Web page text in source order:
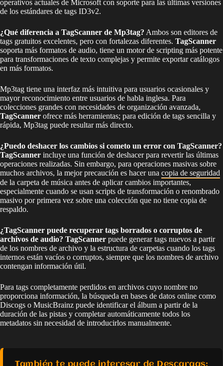
operativos actuales de Microsoft con soporte para las últimas versiones
de los estándares de tags ID3v2.
¿Qué diferencia a TagScanner de Mp3tag? Ambos son editores de
tags gratuitos excelentes, pero con fortalezas diferentes. TagScanner
soporta más formatos de audio, tiene un motor de scripting más potente
para transformaciones de texto complejas y permite exportar catálogos
en más formatos.
Mp3tag tiene una interfaz más intuitiva para usuarios ocasionales y
mayor reconocimiento entre usuarios de habla inglesa. Para
colecciones grandes con necesidades de organización avanzada,
TagScanner ofrece más herramientas; para edición de tags sencilla y
rápida, Mp3tag puede resultar más directo.
¿Puedo deshacer los cambios si cometo un error con TagScanner?
TagScanner incluye una función de deshacer para revertir las últimas
operaciones realizadas. Sin embargo, para operaciones masivas sobre
muchos archivos, la mejor precaución es hacer una copia de seguridad
de la carpeta de música antes de aplicar cambios importantes,
especialmente cuando se usan scripts de transformación o renombrado
masivo por primera vez sobre una colección que no tiene copia de
respaldo.
¿TagScanner puede recuperar tags borrados o corruptos de
archivos de audio? TagScanner puede generar tags nuevos a partir
de los nombres de archivo y la estructura de carpetas cuando los tags
internos están vacíos o corruptos, siempre que los nombres de archivo
contengan información útil.
Para tags completamente perdidos en archivos cuyo nombre no
proporciona información, la búsqueda en bases de datos online como
Discogs o MusicBrainz puede identificar el álbum a partir de la
duración de las pistas y completar automáticamente todos los
metadatos sin necesidad de introducirlos manualmente.